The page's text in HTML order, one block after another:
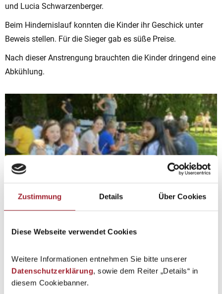
Zustimmung Details Über Cookies
Diese Webseite verwendet Cookies
Weitere Informationen entnehmen Sie bitte unserer
Datenschutzerklärung, sowie dem Reiter „Details“ in
diesem Cookiebanner.
und Lucia Schwarzenberger.
Beim Hindernislauf konnten die Kinder ihr Geschick unter
Beweis stellen. Für die Sieger gab es süße Preise.
Nach dieser Anstrengung brauchten die Kinder dringend eine
Abkühlung.